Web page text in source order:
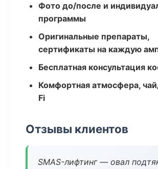
Фото до/после и
программы
Оригинальные препараты,
сертификаты на каждую
Бесплатная консультация
Комфортная атмосфера,
Fi
Отзывы клиентов
SMAS-лифтинг — овал